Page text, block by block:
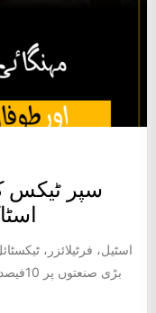
سپر ٹیکس
اسٹیل، فرٹیلائزر،
بڑی